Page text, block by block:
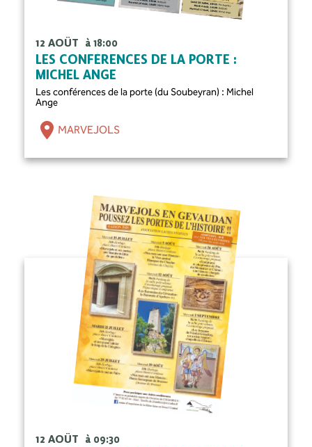
12 AOÛT à 18:00
LES CONFÉRENCES DE LA PORTE :
MICHEL ANGE
Les conférences de la porte (du Soubeyran) : Michel
Ange
MARVEJOLS
12 AOÛT à 09:30